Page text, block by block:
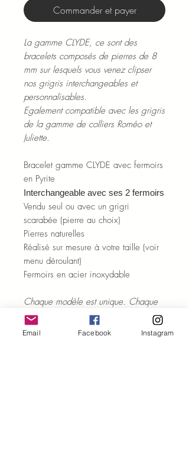
Commander et payer
La gamme CLYDE, ce sont des
bracelets composés de pierres de 8
mm sur lesquels vous venez clipser
nos grigris interchangeables et
personnalisables.
Egalement compatible avec les grigris
de la gamme de colliers Roméo et
Juliette.
Bracelet gamme CLYDE avec fermoirs
en Pyrite
Interchangeable avec ses 2 fermoirs
Vendu seul ou avec un grigri
scarabée (pierre au choix)
Pierres naturelles
Réalisé sur mesure à votre taille (voir
menu déroulant)
Fermoirs en acier inoxydable
Chaque modèle est unique. Chaque
pierre est unique.
Certains détails peuvent varier par
Email Facebook Instagram